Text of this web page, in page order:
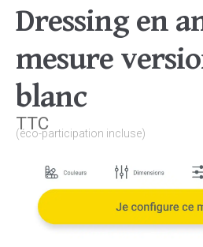
Dressing en
mesure
blanc
TTC
(éco-participation incluse)